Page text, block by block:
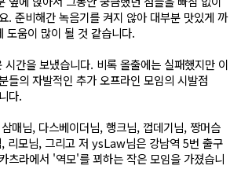
. 준비해간 녹음기를 켜지 않아 대부분 맛있게 까
도움이 많이 될 것 같습니다.
시간을 보냈습니다. 비록 올출에는 실패했지만 이
들의 자발적인 추가 오프라인 모임의 시발점
다.
매님, 다스베이더님, 행크님, 껍데기님, 짱머슴
리모님, 그리고 저 ysLaw님은 강남역 5번 출구
츠라에서 '역모'를 꾀하는 작은 모임을 가졌습니